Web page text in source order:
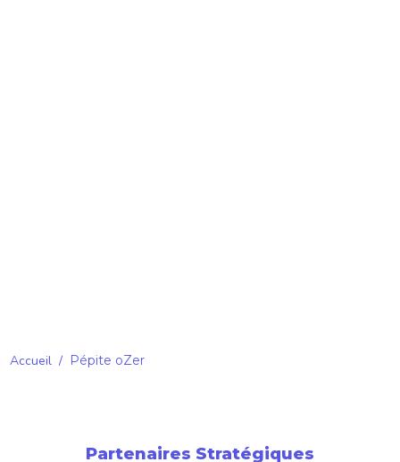
Accueil / Pépite oZer
Partenaires Stratégiques